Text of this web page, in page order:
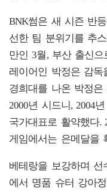
BNK썸은 새 시즌 반
선한 팀 분위기를 추
만인 3월, 부산 출신
레이어인 박정은 감
경희대를 나온 박정은
2000년 시드니, 2004
국가대표로 활약했다.
게임에서는 은메달을
베테랑을 보강하며
에서 명품 슈터 강아